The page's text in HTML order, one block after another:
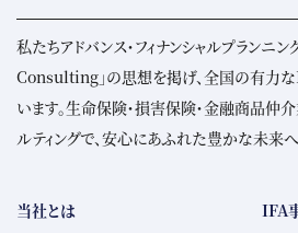
私たちアドバンス・フィナンシャルプランニ
Consulting」の思想を掲げ、全国の有力な
います。生命保険・損害保険・金融商品仲
ルティングで、安心にあふれた豊かな未来へ
当社とは IFA